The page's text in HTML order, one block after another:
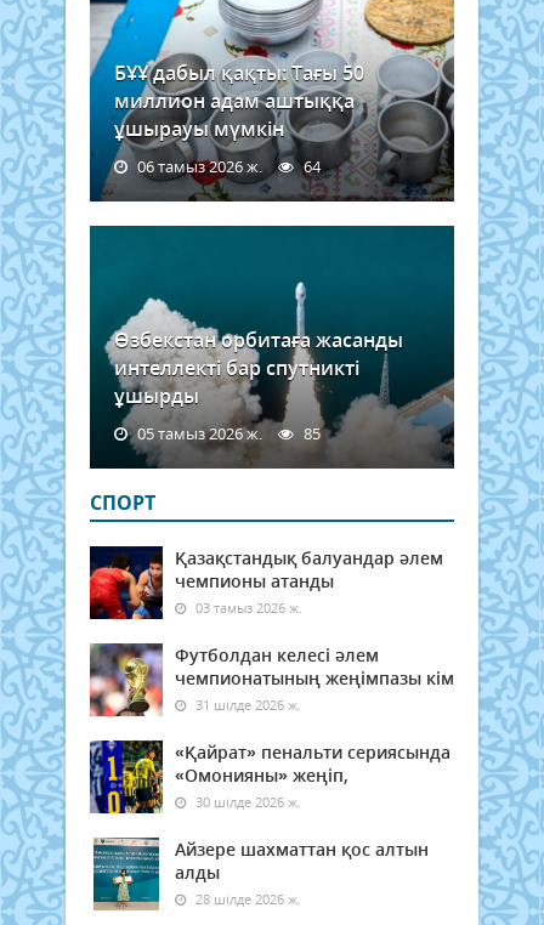
БҰҰ дабыл қақты: Тағы 50
миллион адам аштыққа
ұшырауы мүмкін
06 тамыз 2026 ж. 64
Өзбекстан орбитаға жасанды
интеллекті бар спутникті
ұшырды
05 тамыз 2026 ж. 85
СПОРТ
Қазақстандық балуандар әлем
чемпионы атанды
03 тамыз 2026 ж.
Футболдан келесі әлем
чемпионатының жеңімпазы кім
31 шілде 2026 ж.
«Қайрат» пенальти сериясында
«Омонияны» жеңіп,
30 шілде 2026 ж.
Айзере шахматтан қос алтын
алды
28 шілде 2026 ж.